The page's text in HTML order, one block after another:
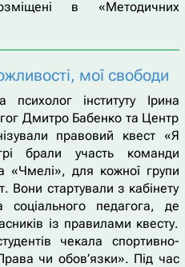
в «Методичних
мої свободи
інституту Ірина
Дмитро Бабенко та Центр
правовий квест «Я
брали участь команди
«Чмелі», для кожної групи
Вони стартували з кабінету
соціального педагога, де
із правилами квесту.
чекала спортивно-
чи обов’язки». Під час